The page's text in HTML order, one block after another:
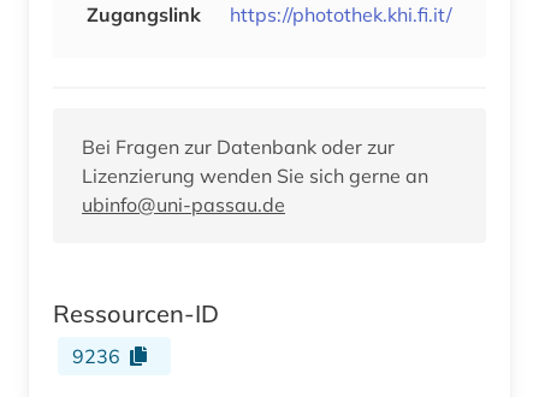
Zugangslink
https://photothek.khi.fi.it/
Bei Fragen zur Datenbank oder zur
Lizenzierung wenden Sie sich gerne an
ubinfo@uni-passau.de
Ressourcen-ID
9236